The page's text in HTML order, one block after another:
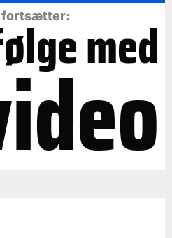
fortsætter: med